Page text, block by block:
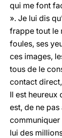
qui me font
». Je lui dis
frappe tout le
foules, ses
ces images,
tous de le
contact
Il est heureux
est, de ne
communiquer
lui des